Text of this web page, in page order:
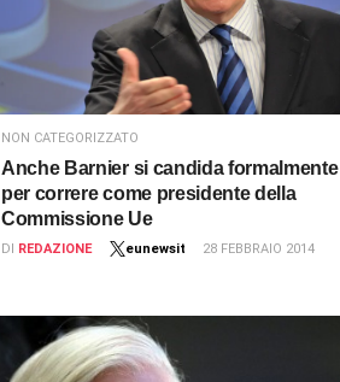
NON CATEGORIZZATO
Anche Barnier si candida formalmente
per correre come presidente della
Commissione Ue
DI REDAZIONE eunewsit 28 FEBBRAIO 2014